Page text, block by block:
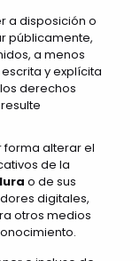
a disposición o
públicamente,
a menos
y explícita
derechos
forma alterar el
de la
o de sus
digitales,
otros medios